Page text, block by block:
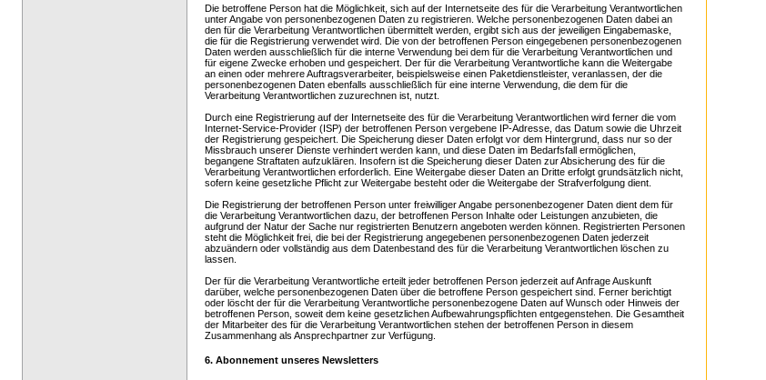
Die betroffene Person hat die Möglichkeit, sich auf der Internetseite des für die Verarbeitung Verantwortlichen
unter Angabe von personenbezogenen Daten zu registrieren. Welche personenbezogenen Daten dabei an
den für die Verarbeitung Verantwortlichen übermittelt werden, ergibt sich aus der jeweiligen Eingabemaske,
die für die Registrierung verwendet wird. Die von der betroffenen Person eingegebenen personenbezogenen
Daten werden ausschließlich für die interne Verwendung bei dem für die Verarbeitung Verantwortlichen und
für eigene Zwecke erhoben und gespeichert. Der für die Verarbeitung Verantwortliche kann die Weitergabe
an einen oder mehrere Auftragsverarbeiter, beispielsweise einen Paketdienstleister, veranlassen, der die
personenbezogenen Daten ebenfalls ausschließlich für eine interne Verwendung, die dem für die
Verarbeitung Verantwortlichen zuzurechnen ist, nutzt.
Durch eine Registrierung auf der Internetseite des für die Verarbeitung Verantwortlichen wird ferner die vom
Internet-Service-Provider (ISP) der betroffenen Person vergebene IP-Adresse, das Datum sowie die Uhrzeit
der Registrierung gespeichert. Die Speicherung dieser Daten erfolgt vor dem Hintergrund, dass nur so der
Missbrauch unserer Dienste verhindert werden kann, und diese Daten im Bedarfsfall ermöglichen,
begangene Straftaten aufzuklären. Insofern ist die Speicherung dieser Daten zur Absicherung des für die
Verarbeitung Verantwortlichen erforderlich. Eine Weitergabe dieser Daten an Dritte erfolgt grundsätzlich nicht,
sofern keine gesetzliche Pflicht zur Weitergabe besteht oder die Weitergabe der Strafverfolgung dient.
Die Registrierung der betroffenen Person unter freiwilliger Angabe personenbezogener Daten dient dem für
die Verarbeitung Verantwortlichen dazu, der betroffenen Person Inhalte oder Leistungen anzubieten, die
aufgrund der Natur der Sache nur registrierten Benutzern angeboten werden können. Registrierten Personen
steht die Möglichkeit frei, die bei der Registrierung angegebenen personenbezogenen Daten jederzeit
abzuändern oder vollständig aus dem Datenbestand des für die Verarbeitung Verantwortlichen löschen zu
lassen.
Der für die Verarbeitung Verantwortliche erteilt jeder betroffenen Person jederzeit auf Anfrage Auskunft
darüber, welche personenbezogenen Daten über die betroffene Person gespeichert sind. Ferner berichtigt
oder löscht der für die Verarbeitung Verantwortliche personenbezogene Daten auf Wunsch oder Hinweis der
betroffenen Person, soweit dem keine gesetzlichen Aufbewahrungspflichten entgegenstehen. Die Gesamtheit
der Mitarbeiter des für die Verarbeitung Verantwortlichen stehen der betroffenen Person in diesem
Zusammenhang als Ansprechpartner zur Verfügung.
6. Abonnement unseres Newsletters